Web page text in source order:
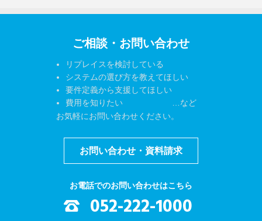
ご相談・お問い合わせ
リプレイスを検討している
システムの選び方を教えてほしい
要件定義から支援してほしい
費用を知りたい …など
お気軽にお問い合わせください。
お問い合わせ・資料請求
お電話でのお問い合わせはこちら
052-222-1000